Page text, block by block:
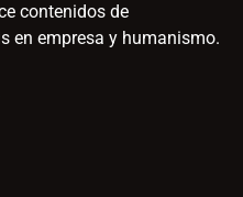
contenidos de
en empresa y humanismo.